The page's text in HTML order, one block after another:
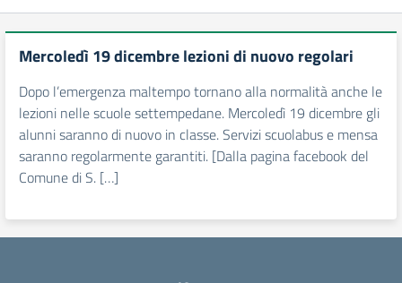
Mercoledì 19 dicembre lezioni di nuovo regolari
Dopo l’emergenza maltempo tornano alla normalità anche le
lezioni nelle scuole settempedane. Mercoledì 19 dicembre gli
alunni saranno di nuovo in classe. Servizi scuolabus e mensa
saranno regolarmente garantiti. [Dalla pagina facebook del
Comune di S. […]